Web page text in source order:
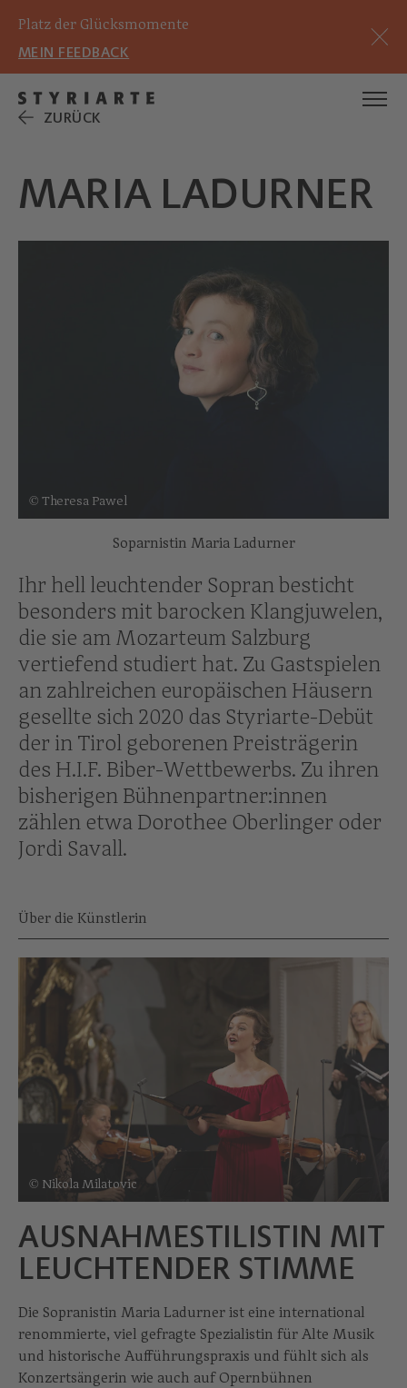
Platz der Glücksmomente
MEIN FEEDBACK
ZURÜCK
MARIA LADURNER
© Theresa Pawel
Soparnistin Maria Ladurner
Ihr hell leuchtender Sopran besticht
besonders mit barocken Klangjuwelen,
die sie am Mozarteum Salzburg
vertiefend studiert hat. Zu Gastspielen
an zahlreichen europäischen Häusern
gesellte sich 2020 das Styriarte-Debüt
der in Tirol geborenen Preisträgerin
des H.I.F. Biber-Wettbewerbs. Zu ihren
bisherigen Bühnenpartner:innen
zählen etwa Dorothee Oberlinger oder
Jordi Savall.
Über die Künstlerin
© Nikola Milatovic
AUSNAHMESTILISTIN MIT
LEUCHTENDER STIMME
Die Sopranistin Maria Ladurner ist eine international
renommierte, viel gefragte Spezialistin für Alte Musik
und historische Aufführungspraxis und fühlt sich als
Konzertsängerin wie auch auf Opernbühnen